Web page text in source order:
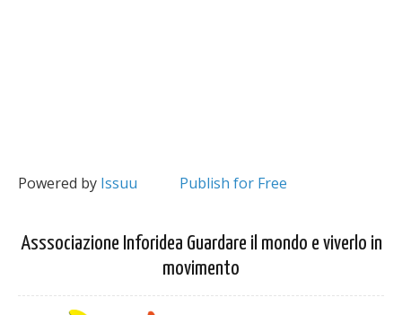
Powered by Issuu Publish for Free
Asssociazione Inforidea Guardare il mondo e viverlo in
movimento